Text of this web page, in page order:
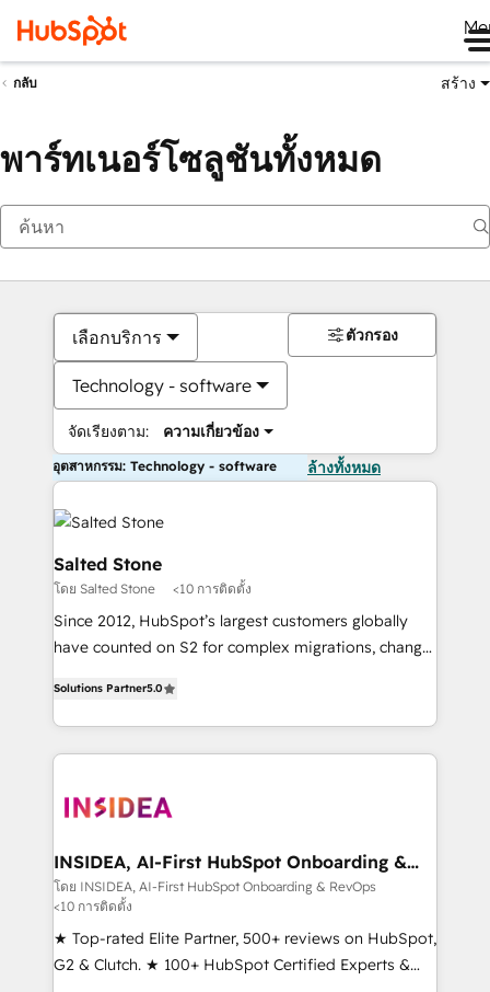
กลับ สร้าง
พาร์ทเนอร์โซลูชันทั้งหมด
เลือกบริการ
Technology - software
จัดเรียงตาม: ความเกี่ยวข้อง
ตัวกรอง
อุตสาหกรรม: Technology - software ล้างทั้งหมด
Salted Stone
โดย Salted Stone <10 การติดตั้ง
Since 2012, HubSpot’s largest customers globally
have counted on S2 for complex migrations, change
solutions that deliver measurable impact and
transform brand experiences As one of the few full-
service creative agencies in the HubSpot
winning design to build scalable, globally
marketing campaigns, & RevOps frameworks that
fuel long-term success We connect the entire
customer lifecycle through seamless integrations,
ensure long-term adoption with change-
management programs, and align marketing, sales,
Solutions Partner5.0
INSIDEA, AI-First HubSpot Onboarding &
RevOps
โดย INSIDEA, AI-First HubSpot Onboarding & RevOps
<10 การติดตั้ง
★ Top-rated Elite Partner, 500+ reviews on HubSpot,
G2 & Clutch. ★ 100+ HubSpot Certified Experts &